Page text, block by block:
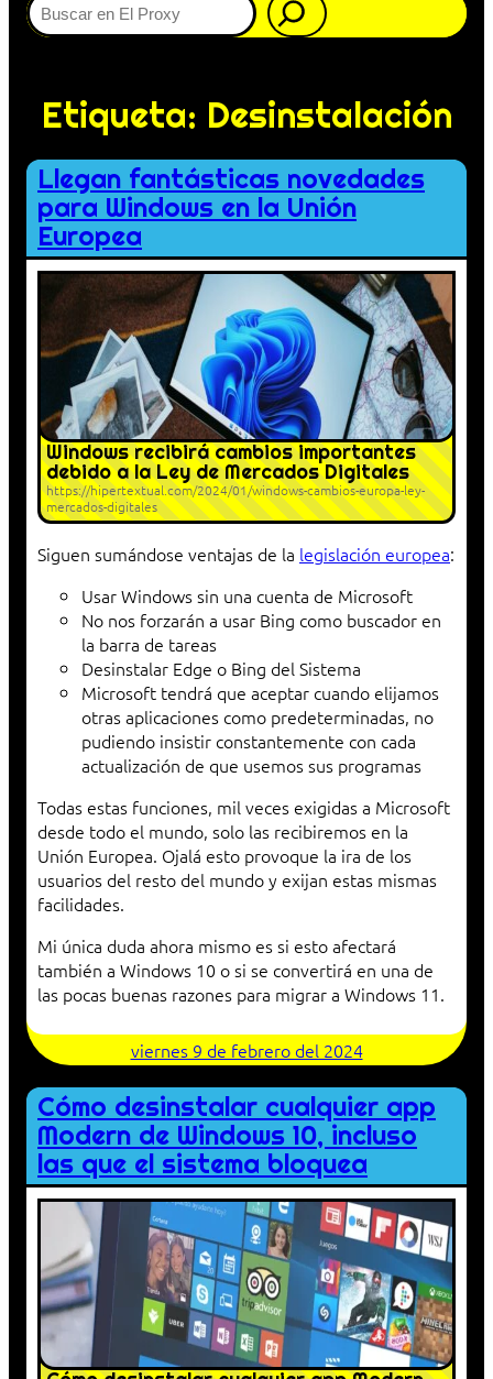
Etiqueta: Desinstalación
Llegan fantásticas novedades
para Windows en la Unión
Europea
Windows recibirá cambios importantes
debido a la Ley de Mercados Digitales
https://hipertextual.com/2024/01/windows-cambios-europa-ley-
mercados-digitales
Siguen sumándose ventajas de la legislación europea:
Usar Windows sin una cuenta de Microsoft
No nos forzarán a usar Bing como buscador en
la barra de tareas
Desinstalar Edge o Bing del Sistema
Microsoft tendrá que aceptar cuando elijamos
otras aplicaciones como predeterminadas, no
pudiendo insistir constantemente con cada
actualización de que usemos sus programas
Todas estas funciones, mil veces exigidas a Microsoft
desde todo el mundo, solo las recibiremos en la
Unión Europea. Ojalá esto provoque la ira de los
usuarios del resto del mundo y exijan estas mismas
facilidades.
Mi única duda ahora mismo es si esto afectará
también a Windows 10 o si se convertirá en una de
las pocas buenas razones para migrar a Windows 11.
viernes 9 de febrero del 2024
Cómo desinstalar cualquier app
Modern de Windows 10, incluso
las que el sistema bloquea